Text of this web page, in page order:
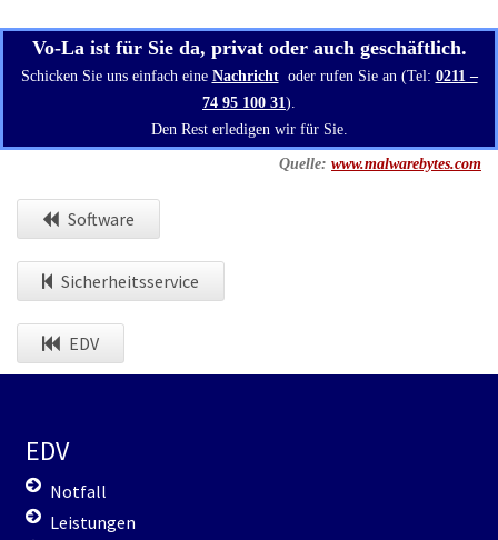
Vo-La ist für Sie da, privat oder auch geschäftlich.
Schicken Sie uns einfach eine Nachrichtoder rufen Sie an (Tel: 0211 –
74 95 100 31 ).
Den Rest erledigen wir für Sie.
Quelle: www.malwarebytes.com
Software
Sicherheitsservice
EDV
EDV
Notfall
Leistungen